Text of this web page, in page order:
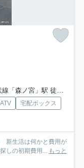
「森ノ宮」駅 徒歩9分
宅配ボックス
新生活は何かと費用が
しの初期費用... もっと